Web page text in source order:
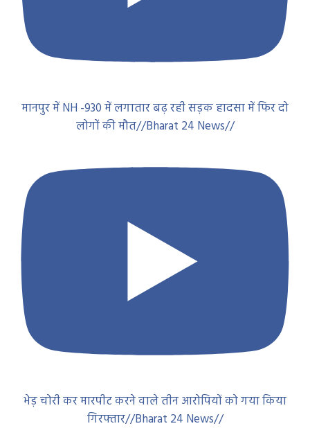
मानपुर में NH -930 में लगातार बढ़ रही सड़क हादसा में फिर दो
लोगों की मौत//Bharat 24 News//
भेड़ चोरी कर मारपीट करने वाले तीन आरोपियों को गया किया
गिरफ्तार//Bharat 24 News//